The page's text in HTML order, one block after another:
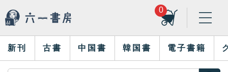
0
新刊 古書 中国書 韓国書 電子書籍